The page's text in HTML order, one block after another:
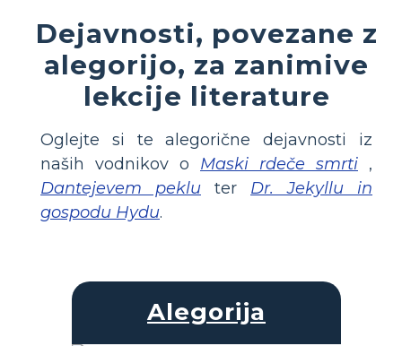
Dejavnosti, povezane z
alegorijo, za zanimive
lekcije literature
Oglejte si te alegorične dejavnosti iz
naših vodnikov o Maski rdeče smrti ,
Dantejevem peklu ter Dr. Jekyllu in
gospodu Hydu.
Alegorija